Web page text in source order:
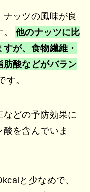
ッツの風味が良
他のナッツに比
が、食物繊維・
肪酸などがバラン
す。
などの予防効果に
を含んでいま
と少なめで、